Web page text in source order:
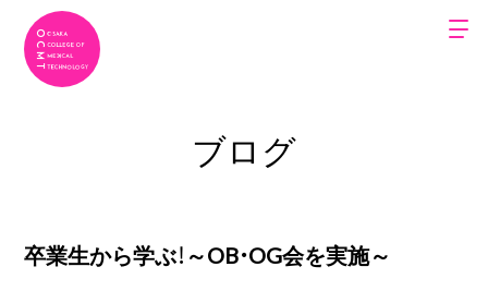
ブログ
卒業生から学ぶ！～OB・OG会を実施～